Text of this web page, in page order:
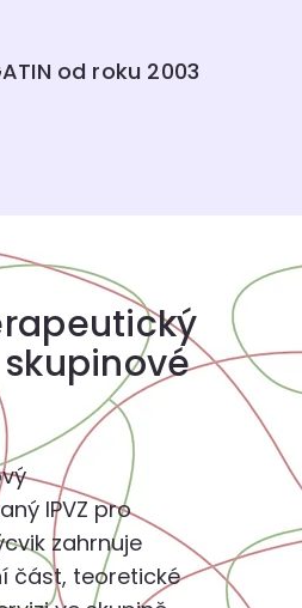
od roku 2003
IPVZ pro
zahrnuje
část, teoretické